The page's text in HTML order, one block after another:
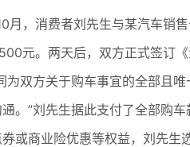
，消费者刘先生与某汽车销售
元。两天后，双方正式签订
为双方关于购车事宜的全部且
通。”刘先生据此支付了全部
或商业险优惠等权益，刘先